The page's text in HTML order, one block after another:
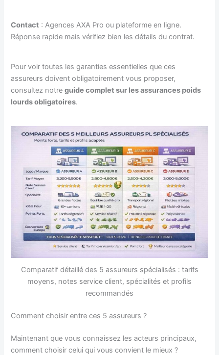
Contact : Agences AXA Pro ou plateforme en ligne.
Réponse rapide mais vérifiez bien les détails du contrat.
Pour voir toutes les garanties essentielles que ces
assureurs doivent obligatoirement vous proposer,
consultez notreguide complet sur les assurances poids
lourds obligatoires.
Comparatif détaillé des 5 assureurs spécialisés : tarifs
moyens, notes service client, spécialités et profils
recommandés
Comment choisir entre ces 5 assureurs ?
Maintenant que vous connaissez les acteurs principaux,
comment choisir celui qui vous convient le mieux ?